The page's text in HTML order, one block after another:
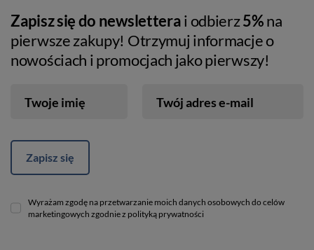
Zapisz się do newsletterai odbierz5%na
pierwsze zakupy! Otrzymuj informacje o
nowościach i promocjach jako pierwszy!
Twoje imię Twój adres e-mail
Zapisz się
Wyrażam zgodę na przetwarzanie moich danych osobowych do celów
marketingowych zgodnie z polityką prywatności